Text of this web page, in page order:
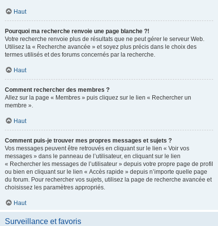
Haut
Pourquoi ma recherche renvoie une page blanche ?!
Votre recherche renvoie plus de résultats que ne peut gérer le serveur Web.
Utilisez la « Recherche avancée » et soyez plus précis dans le choix des
termes utilisés et des forums concernés par la recherche.
Haut
Comment rechercher des membres ?
Allez sur la page « Membres » puis cliquez sur le lien « Rechercher un
membre ».
Haut
Comment puis-je trouver mes propres messages et sujets ?
Vos messages peuvent être retrouvés en cliquant sur le lien « Voir vos
messages » dans le panneau de l’utilisateur, en cliquant sur le lien
« Rechercher les messages de l’utilisateur » depuis votre propre page de profil
ou bien en cliquant sur le lien « Accès rapide » depuis n’importe quelle page
du forum. Pour rechercher vos sujets, utilisez la page de recherche avancée et
choisissez les paramètres appropriés.
Haut
Surveillance et favoris